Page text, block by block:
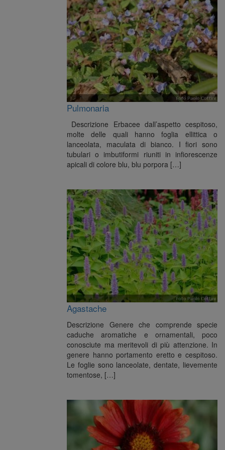
Pulmonaria
Descrizione Erbacee dall’aspetto cespitoso,
molte delle quali hanno foglia ellittica o
lanceolata, maculata di bianco. I fiori sono
tubulari o imbutiformi riuniti in infiorescenze
apicali di colore blu, blu porpora […]
Agastache
Descrizione Genere che comprende specie
caduche aromatiche e ornamentali, poco
conosciute ma meritevoli di più attenzione. In
genere hanno portamento eretto e cespitoso.
Le foglie sono lanceolate, dentate, lievemente
tomentose, […]